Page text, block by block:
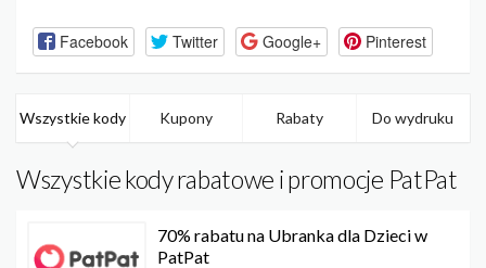
Facebook Twitter Google+ Pinterest
Wszystkie kody Kupony Rabaty Do wydruku
Wszystkie kody rabatowe i promocje PatPat
70% rabatu na Ubranka dla Dzieci w
PatPat